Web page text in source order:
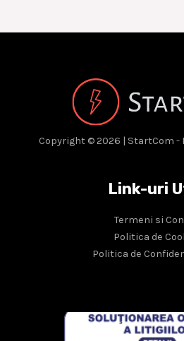
Copyright © 2026 | StartCom -
Link-uri
Termeni si
Politica de
Politica de